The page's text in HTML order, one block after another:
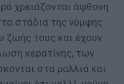
χρειάζονται άφθονη
στάδια της νύμφης
ζωής τους και έχουν
κερατίνης, των
στα μαλλιά και